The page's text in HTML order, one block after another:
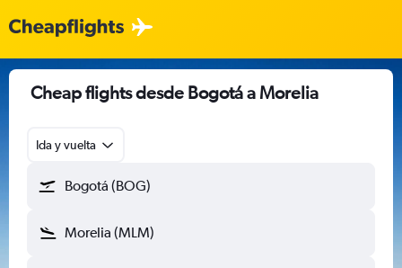
Cheap flights desde Bogotá a Morelia
Ida y vuelta
Bogotá (BOG)
Morelia (MLM)